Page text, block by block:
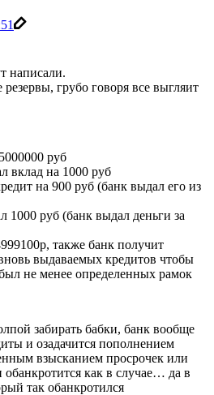
написали.
резервы, грубо говоря все выгляит
руб
вклад на 1000 руб
на 900 руб (банк выдал его из
1000 руб (банк выдал деньги за
также банк получит
выдаваемых кредитов чтобы
не менее определенных рамок
забирать бабки, банк вообще
и озадачится пополнением
взысканием просрочек или
обанкротится как в случае… да в
так обанкротился